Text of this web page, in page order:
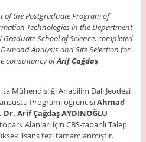
of the Postgraduate Program of
Technologies in the Department
School of Science, completed
Analysis and Site Selection for
consultancy ofArif Çağdaş
Mühendisliği Anabilim Dalı Jeodezi
Programı öğrencisiAhmad
Dr. Arif Çağdaş AYDINOĞLU
Alanları için CBS-tabanlı Talep
lisans tezi tamamlanmıştır.